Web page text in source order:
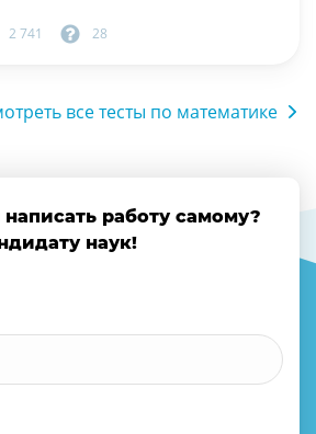
2 741 28
все тесты по математике
написать работу самому?
наук!